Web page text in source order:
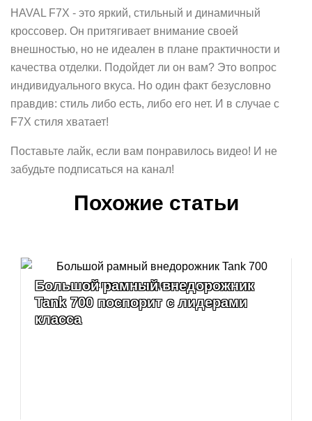
HAVAL F7X - это яркий, стильный и динамичный
кроссовер. Он притягивает внимание своей
внешностью, но не идеален в плане практичности и
качества отделки. Подойдет ли он вам? Это вопрос
индивидуального вкуса. Но один факт безусловно
правдив: стиль либо есть, либо его нет. И в случае с
F7X стиля хватает!
Поставьте лайк, если вам понравилось видео! И не
забудьте подписаться на канал!
Похожие статьи
Большой рамный внедорожник
Tank 700 поспорит с лидерами
класса